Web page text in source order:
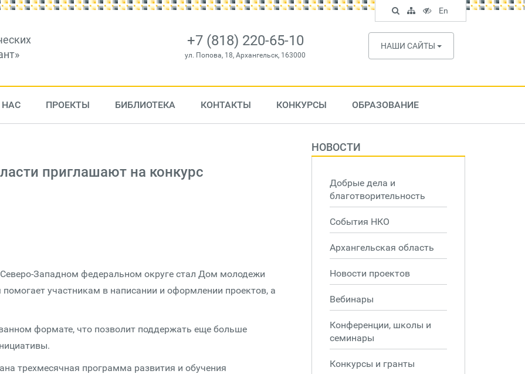
+7 (818) 220-65-10
ул. Попова, 18, Архангельск, 163000
НАШИ САЙТЫ
НАС ПРОЕКТЫ БИБЛИОТЕКА КОНТАКТЫ КОНКУРСЫ ОБРАЗОВАНИЕ
приглашают на конкурс
Западном федеральном округе стал Дом молодежи
участникам в написании и оформлении проектов, а
формате, что позволит поддержать еще больше
трехмесячная программа развития и обучения
НОВОСТИ
Добрые дела и
благотворительность
События НКО
Архангельская область
Новости проектов
Вебинары
Конференции, школы и
семинары
Конкурсы и гранты
Поиск
по
сайту
Карта
сайта
Версия
для
слабовидящих
En
English